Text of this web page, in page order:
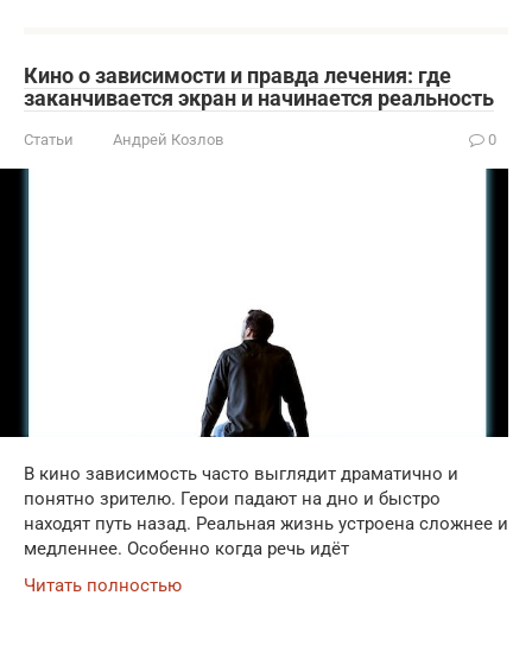
Кино о зависимости и правда лечения: где
заканчивается экран и начинается реальность
Статьи Андрей Козлов 0
В кино зависимость часто выглядит драматично и
понятно зрителю. Герои падают на дно и быстро
находят путь назад. Реальная жизнь устроена сложнее и
медленнее. Особенно когда речь идёт
Читать полностью